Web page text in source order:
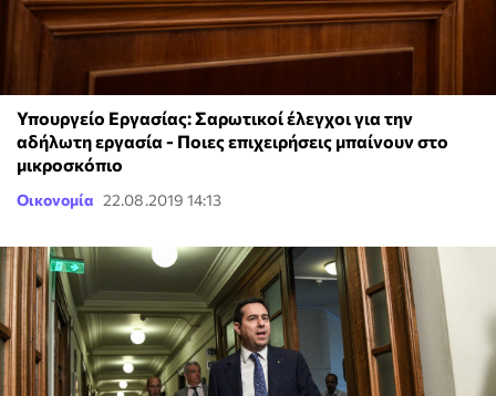
Υπουργείο Εργασίας: Σαρωτικοί έλεγχοι για την
αδήλωτη εργασία - Ποιες επιχειρήσεις μπαίνουν στο
μικροσκόπιο
Οικονομία 22.08.2019 14:13